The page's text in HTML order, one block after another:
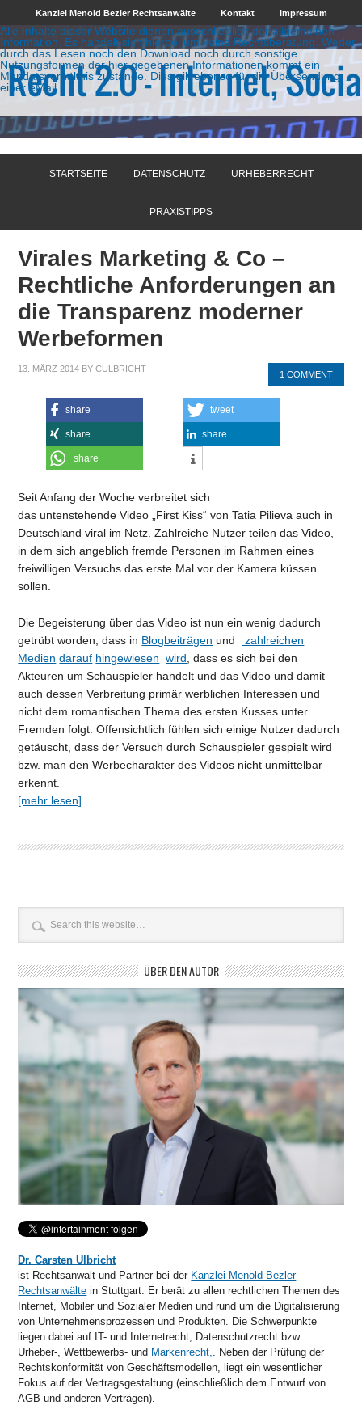
Kanzlei Menold Bezler Rechtsanwälte Kontakt Impressum
Alle Inhalte dieser Website dienen ausschließlich der allgemeinen
Information. Es handelt sich hierbei um keine Rechtsberatung. Weder
durch das Lesen noch den Download noch durch sonstige
Nutzungsformen der hier gegebenen Informationen kommt ein
Mandatsverhältnis zustande. Dies gilt ebenso für die Übersendung
einer eMail.
STARTSEITE DATENSCHUTZ URHEBERRECHT
PRAXISTIPPS
Virales Marketing & Co –
Rechtliche Anforderungen an
die Transparenz moderner
Werbeformen
13. MÄRZ 2014 BYCULBRICHT
1 COMMENT
share tweet
share share
share
Seit Anfang der Woche verbreitet sich
das untenstehende Video „First Kiss“ von Tatia Pilieva auch in
Deutschland viral im Netz. Zahlreiche Nutzer teilen das Video,
in dem sich angeblich fremde Personen im Rahmen eines
freiwilligen Versuchs das erste Mal vor der Kamera küssen
sollen.
Die Begeisterung über das Video ist nun ein wenig dadurch
getrübt worden, dass in Blogbeiträgen und
zahlreichen
Medien darauf hingewiesen wird , dass es sich bei den
Akteuren um Schauspieler handelt und das Video und damit
auch dessen Verbreitung primär werblichen Interessen und
nicht dem romantischen Thema des ersten Kusses unter
Fremden folgt. Offensichtlich fühlen sich einige Nutzer dadurch
getäuscht, dass der Versuch durch Schauspieler gespielt wird
bzw. man den Werbecharakter des Videos nicht unmittelbar
erkennt.
[mehr lesen]
ÜBER DEN AUTOR
Dr. Carsten Ulbricht
ist Rechtsanwalt und Partner bei der Kanzlei Menold Bezler
Rechtsanwälte in Stuttgart. Er berät zu allen rechtlichen Themen des
Internet, Mobiler und Sozialer Medien und rund um die Digitalisierung
von Unternehmensprozessen und Produkten. Die Schwerpunkte
liegen dabei auf IT- und Internetrecht, Datenschutzrecht bzw.
Urheber-, Wettbewerbs- und Markenrecht,
. Neben der Prüfung der
Rechtskonformität von Geschäftsmodellen, liegt ein wesentlicher
Fokus auf der Vertragsgestaltung (einschließlich dem Entwurf von
AGB und anderen Verträgen).